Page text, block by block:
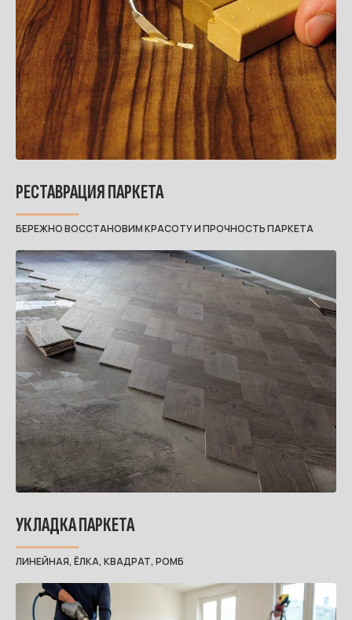
РЕСТАВРАЦИЯ ПАРКЕТА
БЕРЕЖНО ВОССТАНОВИМ КРАСОТУ И ПРОЧНОСТЬ ПАРКЕТА
УКЛАДКА ПАРКЕТА
ЛИНЕЙНАЯ, ЁЛКА, КВАДРАТ, РОМБ